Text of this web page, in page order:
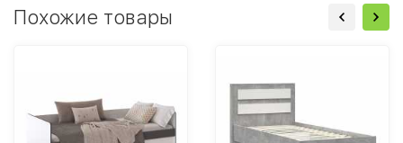
Похожие товары